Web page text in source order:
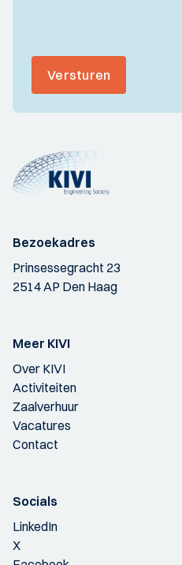
Versturen
Bezoekadres
Prinsessegracht 23
2514 AP Den Haag
Meer KIVI
Over KIVI
Activiteiten
Zaalverhuur
Vacatures
Contact
Socials
LinkedIn
X